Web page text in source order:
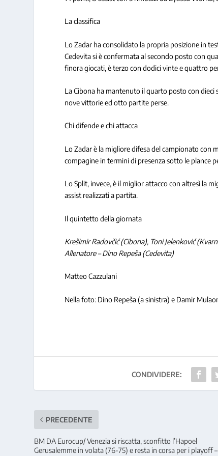
La classifica
Lo Zadar ha consolidato la propria posizione in
Cedevita si è confermata al secondo posto con
finora giocati, è terzo con dodici vinte e quattro
La Cibona ha mantenuto il quarto posto con
nove vittorie ed otto partite perse.
Chi difende e chi attacca
Lo Zadar è la migliore difesa del campionato con
compagine in termini di presenza sotto le plance
Lo Split, invece, è il miglior attacco con altresì la
assist realizzati a partita.
Il quintetto della giornata
Krešimir Radovčić (Cibona), Toni Jelenković
Allenatore – Dino Repeša (Cedevita)
Matteo Cazzulani
Nella foto: Dino Repeša (a sinistra) e Damir
CONDIVIDERE:
PRECEDENTE
BM DA Eurocup/ Venezia si riscatta, sconfitto l’Hapoel
Gerusalemme in volata (76-75) e resta in corsa per i playoff